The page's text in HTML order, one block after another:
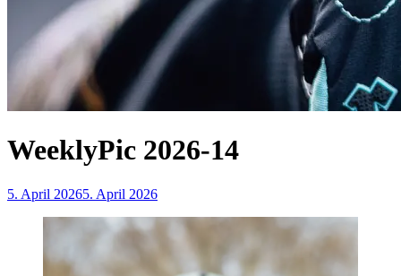
WeeklyPic 2026-14
5. April 20265. April 2026